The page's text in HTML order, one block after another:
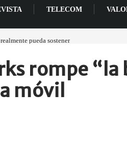
TELECOM
pueda sostener
rompe
móvil